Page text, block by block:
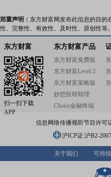
郑重声明： 东方财富网发布此信息的目的
性、完整性、有效性、及时性、原创性
东方财富
扫一扫下载
APP
东方财富产品
东方财富免费版
东方财富Level-2
东方财富策略版
妙想投研助理
Choice金融终端
信息网络传播视听节目许可
沪ICP证:沪B2-
关于我们 可持